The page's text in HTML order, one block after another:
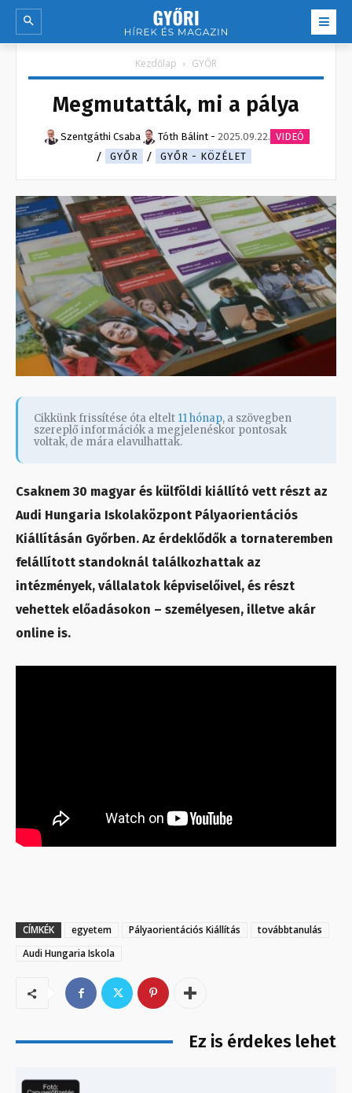
Kezdőlap GYŐR
Megmutatták, mi a pálya
Szentgáthi Csaba Tóth Bálint - 2025.09.22. VIDEÓ
GYŐR
GYŐR - KÖZÉLET
Cikkünk frissítése óta eltelt 11 hónap, a szövegben
szereplő információk a megjelenéskor pontosak
voltak, de mára elavulhattak.
Csaknem 30 magyar és külföldi kiállító vett részt az
Audi Hungaria Iskolaközpont Pályaorientációs
Kiállításán Győrben. Az érdeklődők a tornateremben
felállított standoknál találkozhattak az
intézmények, vállalatok képviselőivel, és részt
vehettek előadásokon – személyesen, illetve akár
online is.
CÍMKÉK egyetem Pályaorientációs Kiállítás
továbbtanulás
Audi Hungaria Iskola
Ez is érdekes lehet